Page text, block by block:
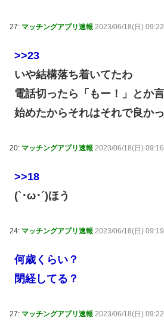
27: マッチングアプリ速報 2023/06/18(日)
>>23
いや結構落ち着いてたわ
電話切ったら「もー！」とか
始めたからそれはそれで良か
20: マッチングアプリ速報 2023/06/18(日)
>>18
(`･ω･´)ほう
24: マッチングアプリ速報 2023/06/18(日)
何歳くらい？
閉経してる？
27: マッチングアプリ速報 2023/06/18(日)